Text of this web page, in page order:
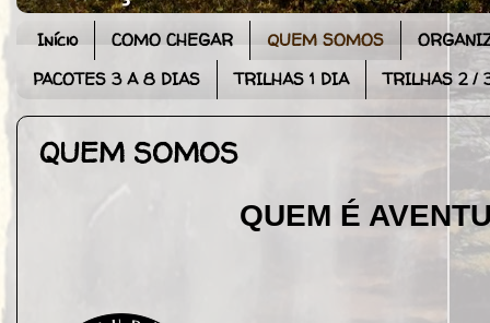
Início COMO CHEGAR QUEM SOMOS
PACOTES 3 A 8 DIAS
TRILHAS 1 DIA TRILHAS 2 /
QUEM SOMOS
QUEM É